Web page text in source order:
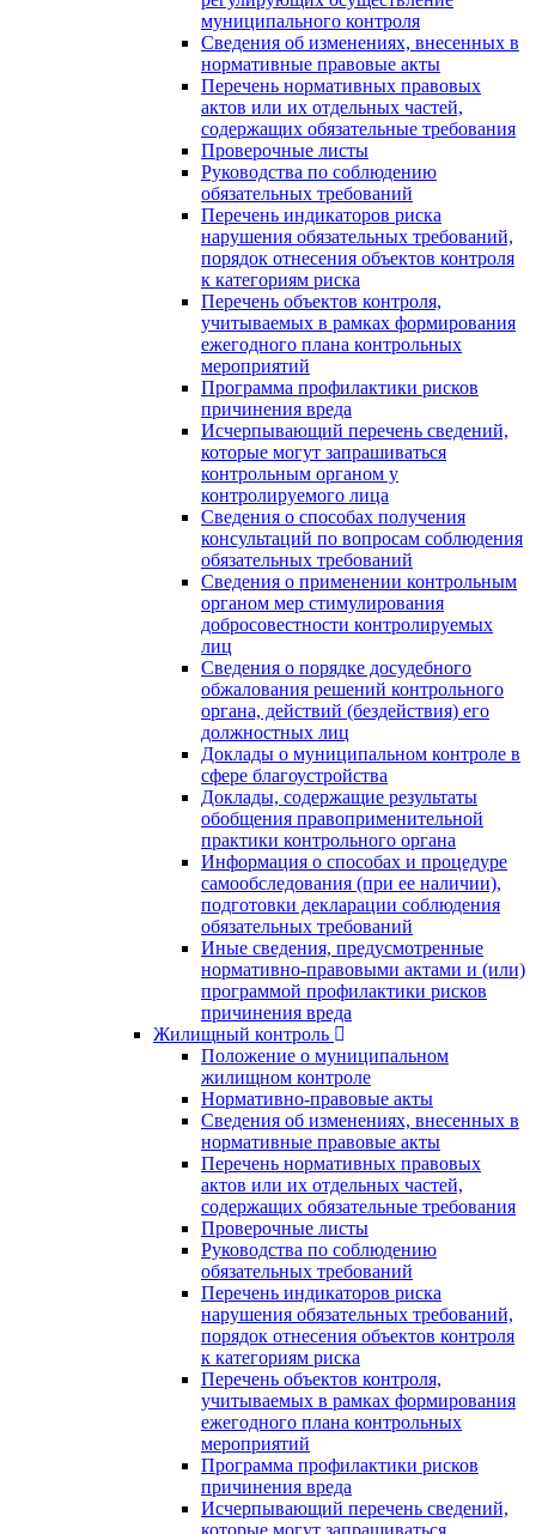
муниципального контроля
Сведения об изменениях, внесенных в
нормативные правовые акты
Перечень нормативных правовых
актов или их отдельных частей,
содержащих обязательные требования
Проверочные листы
Руководства по соблюдению
обязательных требований
Перечень индикаторов риска
нарушения обязательных требований,
порядок отнесения объектов контроля
к категориям риска
Перечень объектов контроля,
учитываемых в рамках формирования
ежегодного плана контрольных
мероприятий
Программа профилактики рисков
причинения вреда
Исчерпывающий перечень сведений,
которые могут запрашиваться
контрольным органом у
контролируемого лица
Сведения о способах получения
консультаций по вопросам соблюдения
обязательных требований
Сведения о применении контрольным
органом мер стимулирования
добросовестности контролируемых
лиц
Сведения о порядке досудебного
обжалования решений контрольного
органа, действий (бездействия) его
должностных лиц
Доклады о муниципальном контроле в
сфере благоустройства
Доклады, содержащие результаты
обобщения правоприменительной
практики контрольного органа
Информация о способах и процедуре
самообследования (при ее наличии),
подготовки декларации соблюдения
обязательных требований
Иные сведения, предусмотренные
нормативно-правовыми актами и (или)
программой профилактики рисков
причинения вреда
Жилищный контроль
Положение о муниципальном
жилищном контроле
Нормативно-правовые акты
Сведения об изменениях, внесенных в
нормативные правовые акты
Перечень нормативных правовых
актов или их отдельных частей,
содержащих обязательные требования
Проверочные листы
Руководства по соблюдению
обязательных требований
Перечень индикаторов риска
нарушения обязательных требований,
порядок отнесения объектов контроля
к категориям риска
Перечень объектов контроля,
учитываемых в рамках формирования
ежегодного плана контрольных
мероприятий
Программа профилактики рисков
причинения вреда
Исчерпывающий перечень сведений,
которые могут запрашиваться